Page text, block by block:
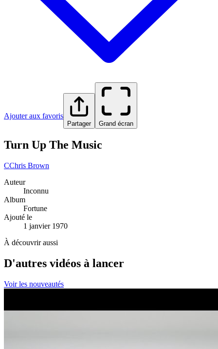
Ajouter aux favoris
Partager Grand écran
Turn Up The Music
CChris Brown
Auteur
Inconnu
Album
Fortune
Ajouté le
1 janvier 1970
À découvrir aussi
D'autres vidéos à lancer
Voir les nouveautés